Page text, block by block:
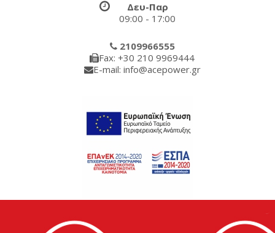
Δευ-Παρ
09:00 - 17:00
2109966555
Fax: +30 210 9969444
E-mail: info@acepower.gr